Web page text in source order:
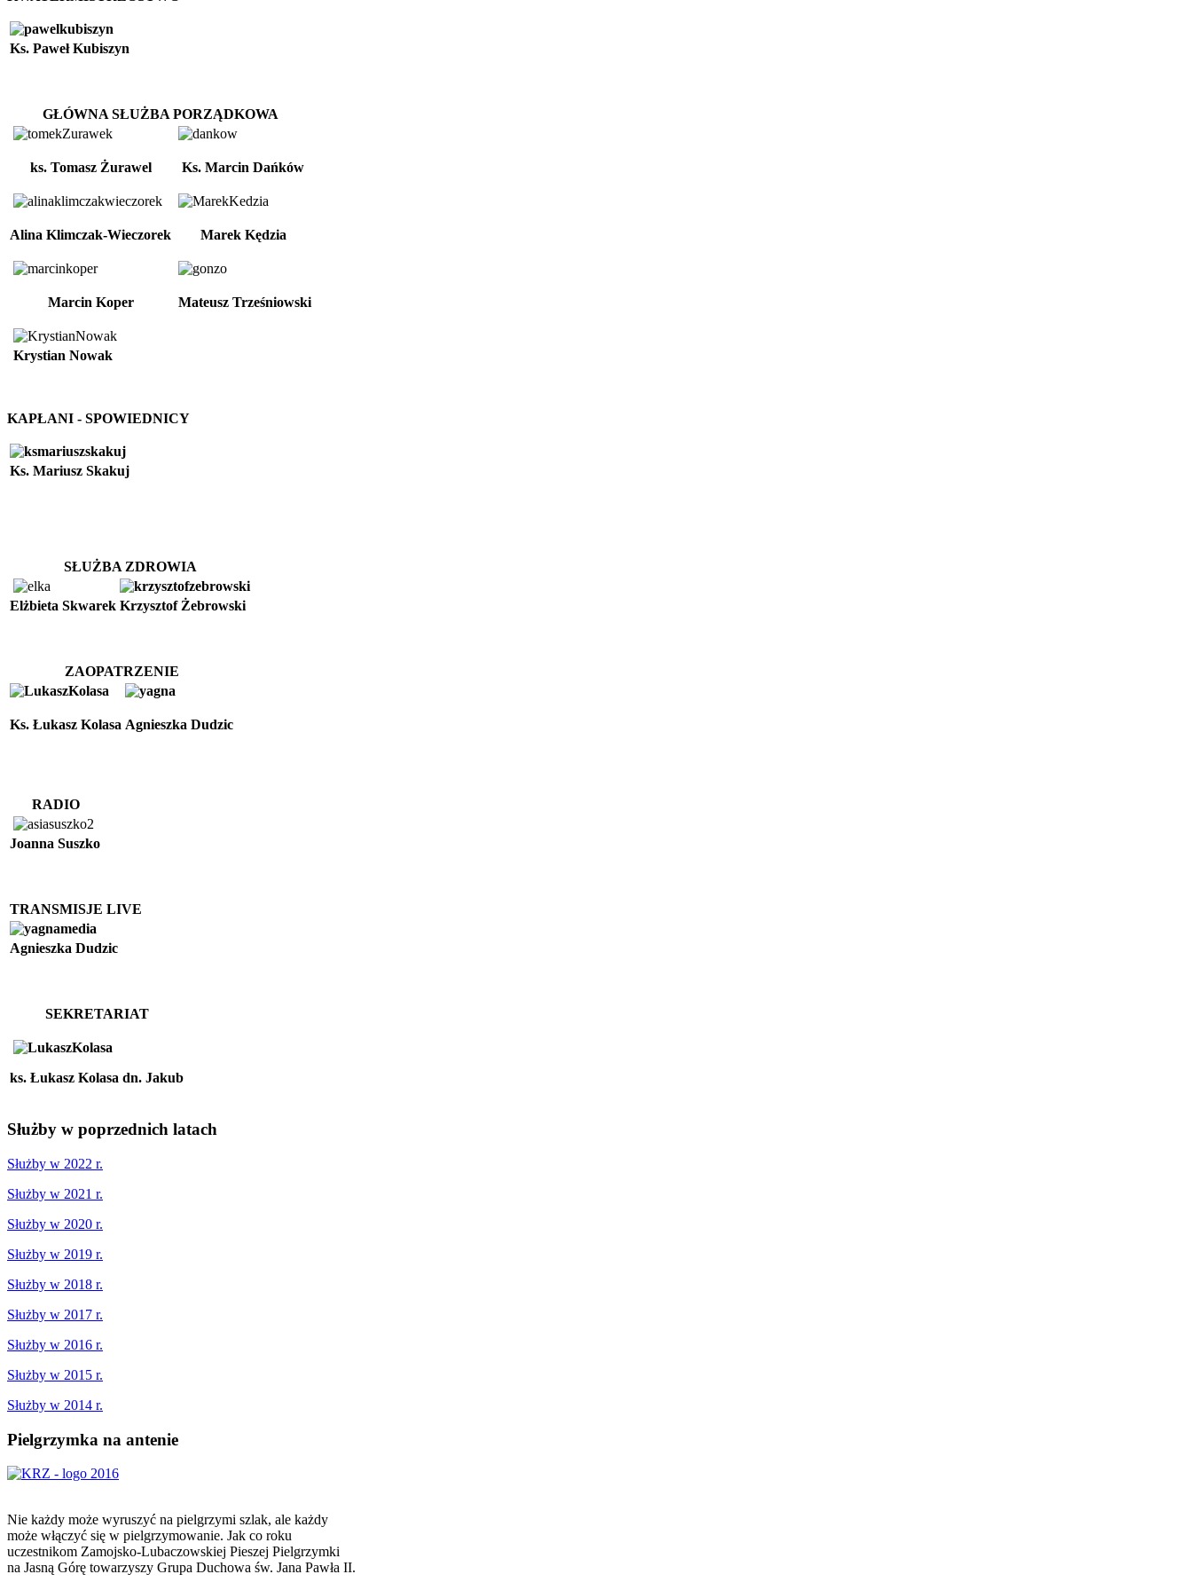
Ks. Paweł Kubiszyn
GŁÓWNA SŁUŻBA PORZĄDKOWA
ks. Tomasz Żurawel Ks. Marcin Dańków
Alina Klimczak-Wieczorek Marek Kędzia
Marcin Koper Mateusz Trześniowski
Krystian Nowak
KAPŁANI - SPOWIEDNICY
Ks. Mariusz Skakuj
SŁUŻBA ZDROWIA
Elżbieta Skwarek Krzysztof Żebrowski
ZAOPATRZENIE
Ks. Łukasz Kolasa Agnieszka Dudzic
RADIO
Joanna Suszko
TRANSMISJE LIVE
Agnieszka Dudzic
SEKRETARIAT
ks. Łukasz Kolasa dn. Jakub
Służby w poprzednich latach
Służby w 2022 r.
Służby w 2021 r.
Służby w 2020 r.
Służby w 2019 r.
Służby w 2018 r.
Służby w 2017 r.
Służby w 2016 r.
Służby w 2015 r.
Służby w 2014 r.
Pielgrzymka na antenie
Nie każdy może wyruszyć na pielgrzymi szlak, ale każdy
może włączyć się w pielgrzymowanie. Jak co roku
uczestnikom Zamojsko-Lubaczowskiej Pieszej Pielgrzymki
na Jasną Górę towarzyszy Grupa Duchowa św. Jana Pawła II.